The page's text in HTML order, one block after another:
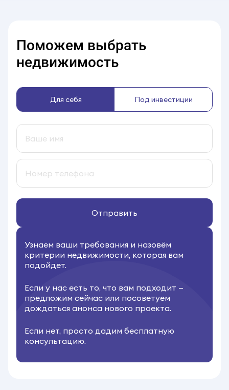
Поможем выбрать
недвижимость
Для себя Под инвестиции
Отправить
Узнаем ваши требования и назовём
критерии недвижимости, которая вам
подойдет.
Если у нас есть то, что вам подходит —
предложим сейчас или посоветуем
дождаться анонса нового проекта.
Если нет, просто дадим бесплатную
консультацию.